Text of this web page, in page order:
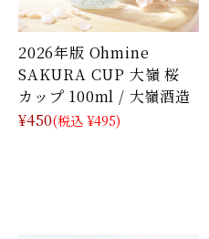
2026年版 Ohmine
SAKURA CUP 大嶺 桜
カップ 100ml / 大嶺酒造
¥450(税込 ¥495)